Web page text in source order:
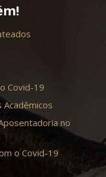
Covid-19
Acadêmicos
no
o Covid-19